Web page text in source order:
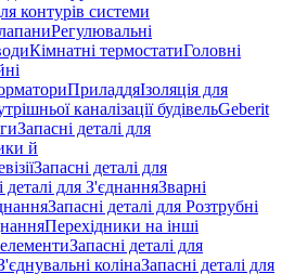
контурів системи
Регулювальні
Кімнатні термостатиГоловні
ПриладдяІзоляція для
каналізації будівельGeberit
Запасні деталі для
й
Запасні деталі для
деталі для З'єднанняЗварні
Запасні деталі для Розтрубні
Перехідники на інші
Запасні деталі для
колінаЗапасні деталі для